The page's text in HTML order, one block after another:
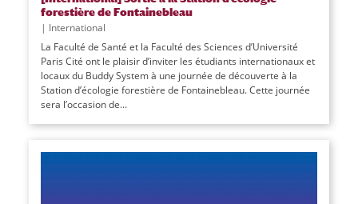
forestière de Fontainebleau
| International
La Faculté de Santé et la Faculté des Sciences d’Université
Paris Cité ont le plaisir d’inviter les étudiants internationaux et
locaux du Buddy System à une journée de découverte à la
Station d’écologie forestière de Fontainebleau. Cette journée
sera l’occasion de...